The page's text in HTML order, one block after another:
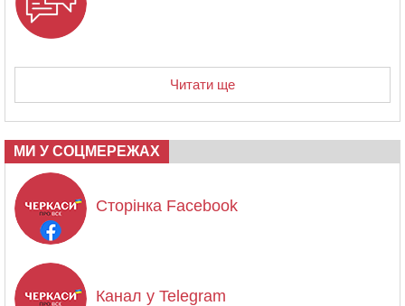
Читати ще
МИ У СОЦМЕРЕЖАХ
Сторінка Facebook
Канал у Telegram